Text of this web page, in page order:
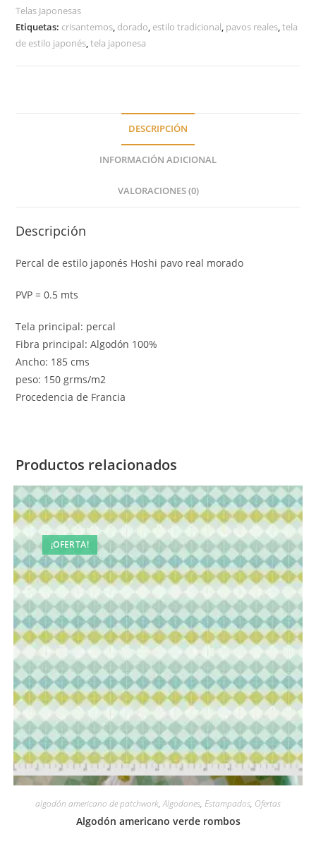
Telas Japonesas
Etiquetas: crisantemos, dorado, estilo tradicional, pavos reales,tela
de estilo japonés,tela japonesa
DESCRIPCIÓN
INFORMACIÓN ADICIONAL
VALORACIONES (0)
Descripción
Percal de estilo japonés Hoshi pavo real morado
PVP = 0.5 mts
Tela principal: percal
Fibra principal: Algodón 100%
Ancho: 185 cms
peso: 150 grms/m2
Procedencia de Francia
Productos relacionados
¡OFERTA!
Vista rápida
algodón americano de patchwork,Algodones, Estampados, Ofertas
Algodón americano verde rombos